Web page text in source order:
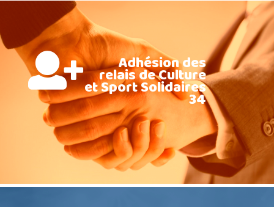
Adhésion des
relais de Culture
et Sport Solidaires
34